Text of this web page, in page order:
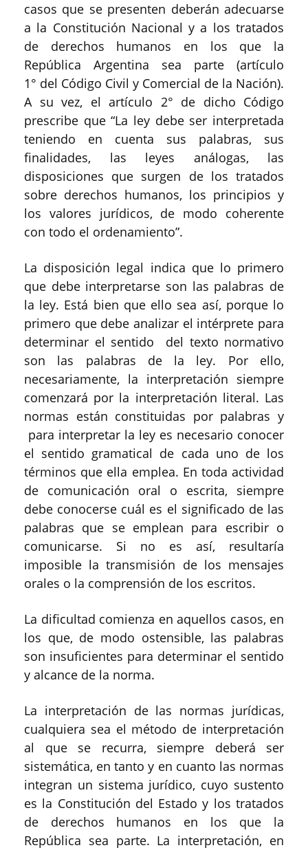
casos que se presenten deberán adecuarse
a la Constitución Nacional ya los tratados
de derechos humanos en los que la
República Argentina sea parte (artículo
1° del Código Civil y Comercial de la Nación).
A su vez, el artículo 2° de dicho Código
prescribe que“La ley debe ser interpretada
teniendo en cuenta sus palabras, sus
finalidades, las leyes análogas, las
disposiciones que surgen de los tratados
sobre derechos humanos, los principios y
los valores jurídicos, de modo coherente
con todo el ordenamiento”.
La disposición legal indica que lo primero
que debe interpretarse son las palabras de
la ley. Está bien que ello sea así, porque lo
primero que debe analizar el intérprete para
determinar el sentido del texto normativo
son las palabras de la ley. Por ello,
necesariamente, la interpretación siempre
comenzará por la interpretación literal. Las
normas están constituidas por palabras y
para interpretar la ley es necesario conocer
el sentido gramatical de cada uno de los
términos que ella emplea. En toda actividad
de comunicación oral o escrita, siempre
debe conocerse cuál es el significado de las
palabras que se emplean para escribir o
comunicarse. Si no es así, resultaría
imposible la transmisión de los mensajes
orales o la comprensión de los escritos.
La dificultad comienza en aquellos casos, en
los que, de modo ostensible, las palabras
son insuficientes para determinar el sentido
y alcance de la norma.
La interpretación de las normas jurídicas,
cualquiera sea el método de interpretación
al que se recurra, siempre deberá ser
sistemática, en tanto y en cuanto las normas
integran un sistema jurídico, cuyo sustento
es la Constitución del Estado y los tratados
de derechos humanos en los que la
República sea parte. La interpretación, en